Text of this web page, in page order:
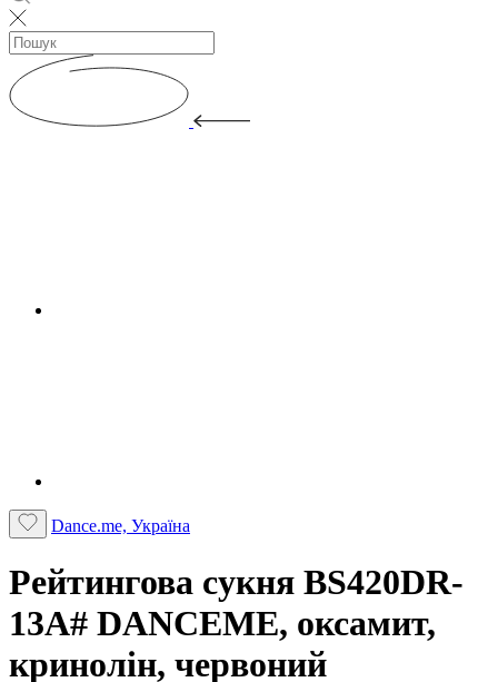
Dance.me, Україна
Рейтингова сукня BS420DR-
13А# DANCEME, оксамит,
кринолін, червоний